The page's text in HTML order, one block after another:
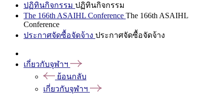
ปฏิทินกิจกรรม ปฏิทินกิจกรรม
The 166th ASAIHL Conference The 166th ASAIHL
Conference
ประกาศจัดซื้อจัดจ้าง ประกาศจัดซื้อจัดจ้าง
เกี่ยวกับจุฬาฯ
ย้อนกลับ
เกี่ยวกับจุฬาฯ